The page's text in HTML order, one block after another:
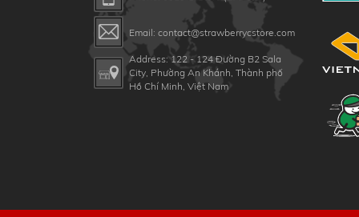
Email: contact@strawberrycstore.com
Address: 122 - 124 Đường B2 Sala
City, Phường An Khánh, Thành phố
Hồ Chí Minh, Việt Nam